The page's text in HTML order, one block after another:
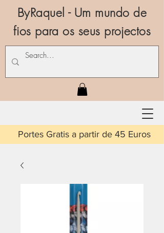
ByRaquel - Um mundo de
fios para os seus projectos
a partir de 45 Euros